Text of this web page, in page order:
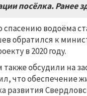
посёлка.Ранее
водоёма
обратился к
в 2020 году.
обсудили на
что обеспечение